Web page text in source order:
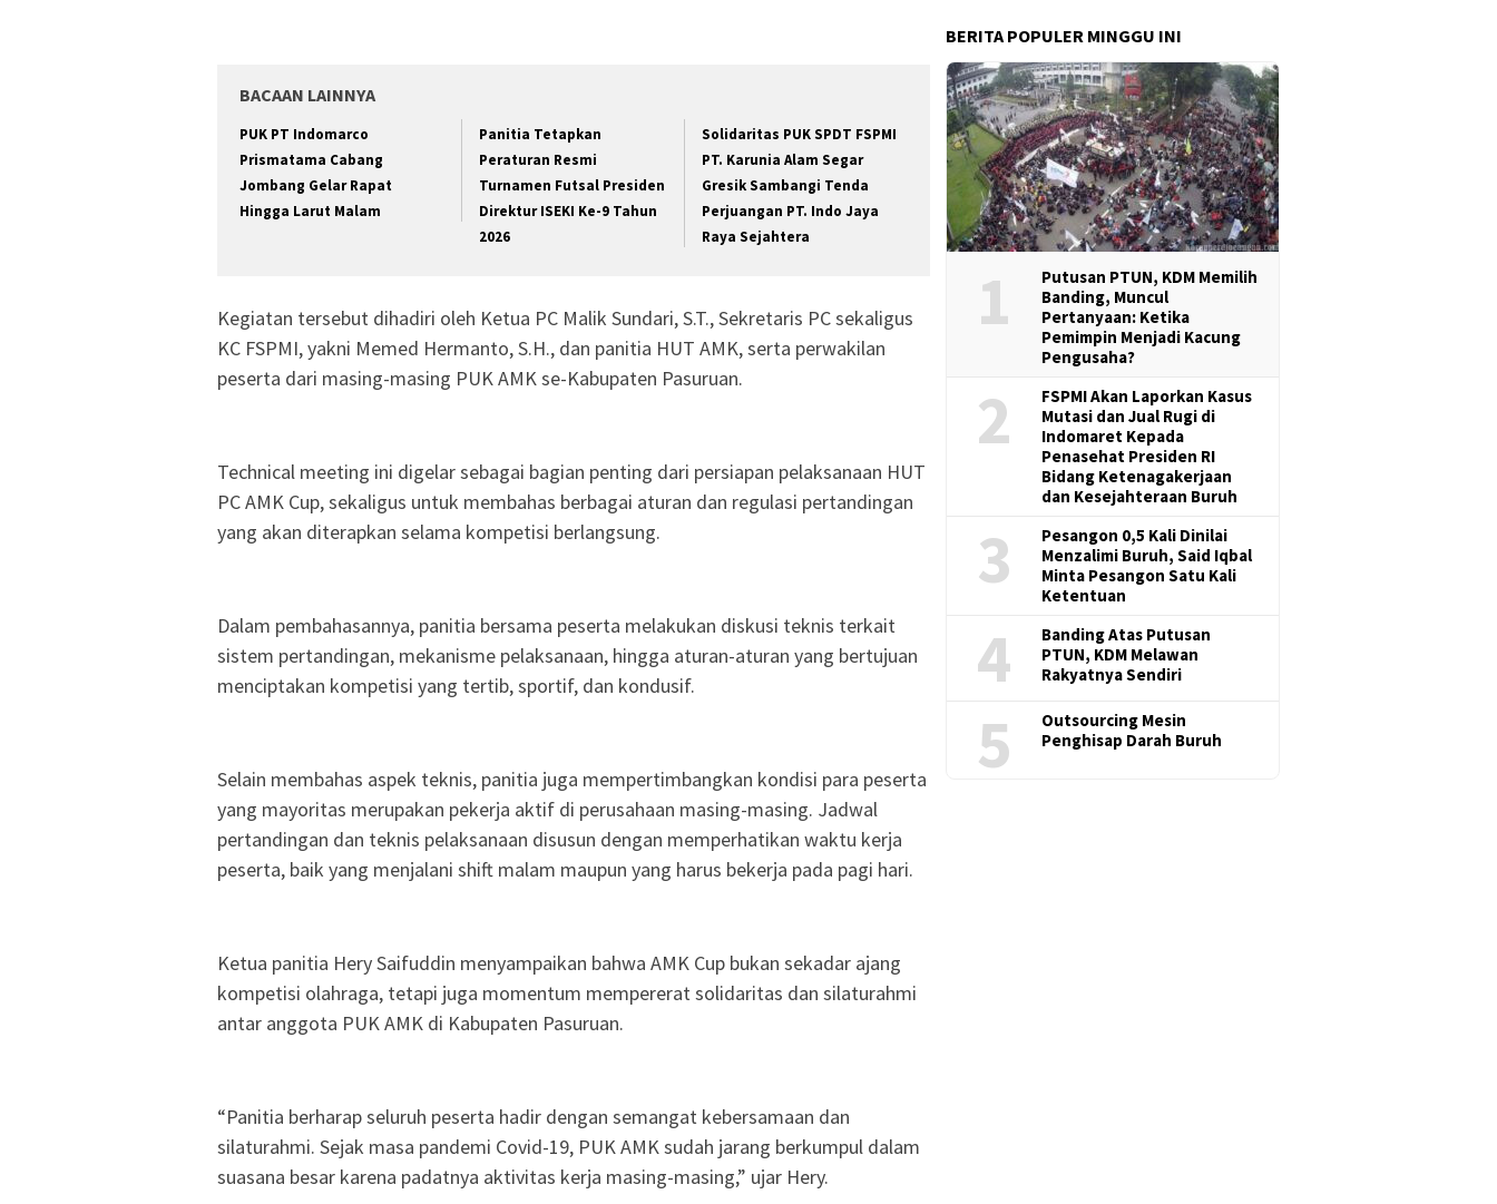
BACAAN LAINNYA
PUK PT Indomarco
Prismatama Cabang
Jombang Gelar Rapat
Hingga Larut Malam
Panitia Tetapkan
Peraturan Resmi
Turnamen Futsal Presiden
Direktur ISEKI Ke-9 Tahun
2026
Solidaritas PUK SPDT FSPMI
PT. Karunia Alam Segar
Gresik Sambangi Tenda
Perjuangan PT. Indo Jaya
Raya Sejahtera
Kegiatan tersebut dihadiri oleh Ketua PC Malik Sundari, S.T., Sekretaris PC sekaligus
KC FSPMI, yakni Memed Hermanto, S.H., dan panitia HUT AMK, serta perwakilan
peserta dari masing-masing PUK AMK se-Kabupaten Pasuruan.
Technical meeting ini digelar sebagai bagian penting dari persiapan pelaksanaan HUT
PC AMK Cup, sekaligus untuk membahas berbagai aturan dan regulasi pertandingan
yang akan diterapkan selama kompetisi berlangsung.
Dalam pembahasannya, panitia bersama peserta melakukan diskusi teknis terkait
sistem pertandingan, mekanisme pelaksanaan, hingga aturan-aturan yang bertujuan
menciptakan kompetisi yang tertib, sportif, dan kondusif.
Selain membahas aspek teknis, panitia juga mempertimbangkan kondisi para peserta
yang mayoritas merupakan pekerja aktif di perusahaan masing-masing. Jadwal
pertandingan dan teknis pelaksanaan disusun dengan memperhatikan waktu kerja
peserta, baik yang menjalani shift malam maupun yang harus bekerja pada pagi hari.
Ketua panitia Hery Saifuddin menyampaikan bahwa AMK Cup bukan sekadar ajang
kompetisi olahraga, tetapi juga momentum mempererat solidaritas dan silaturahmi
antar anggota PUK AMK di Kabupaten Pasuruan.
“Panitia berharap seluruh peserta hadir dengan semangat kebersamaan dan
silaturahmi. Sejak masa pandemi Covid-19, PUK AMK sudah jarang berkumpul dalam
suasana besar karena padatnya aktivitas kerja masing-masing,” ujar Hery.
BERITA POPULER MINGGU INI
1
Putusan PTUN, KDM Memilih
Banding, Muncul
Pertanyaan: Ketika
Pemimpin Menjadi Kacung
Pengusaha?
2
FSPMI Akan Laporkan Kasus
Mutasi dan Jual Rugi di
Indomaret Kepada
Penasehat Presiden RI
Bidang Ketenagakerjaan
dan Kesejahteraan Buruh
3
Pesangon 0,5 Kali Dinilai
Menzalimi Buruh, Said Iqbal
Minta Pesangon Satu Kali
Ketentuan
4
Banding Atas Putusan
PTUN, KDM Melawan
Rakyatnya Sendiri
5
Outsourcing Mesin
Penghisap Darah Buruh